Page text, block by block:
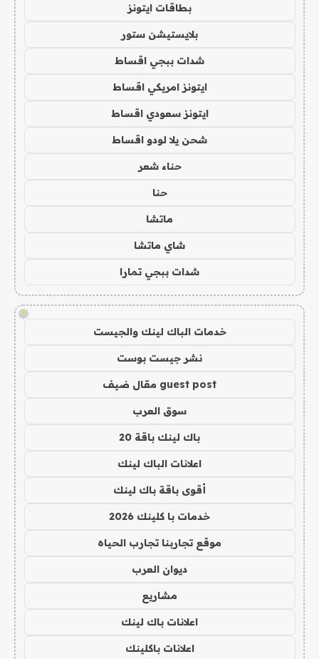
بطاقات ايتونز
بلايستيشن ستور
شدات ببجي اقساط
ايتونز امريكي اقساط
ايتونز سعودي اقساط
شحن يلا لودو اقساط
حناء شعر
حنا
ماتشا
شاي ماتشا
شدات ببجي تمارا
!
خدمات الباك لينك والجيست
نشر جيست بوست
guest post مقال ضيف
سوق العرب
باك لينك باقة 20
اعلانات الباك لينك
أقوى باقة باك لينك
خدمات با كلينك 2026
موقع تجاربنا تجارب الحياه
ديوان العرب
مشاريع
اعلانات باك لينك
اعلانات باكلينك